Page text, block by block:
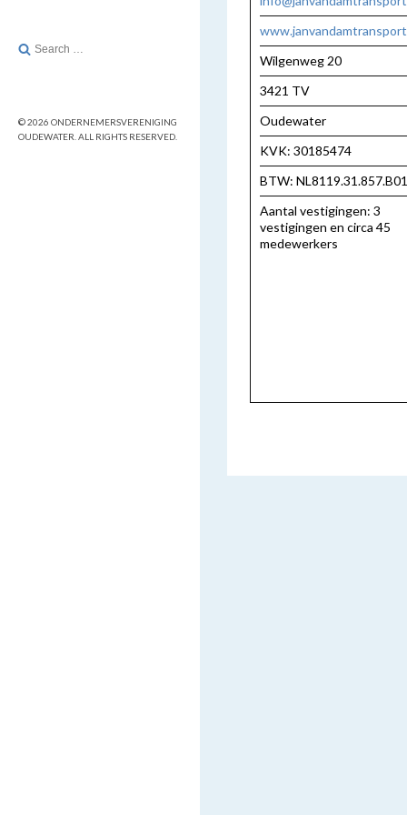
Search
© 2026 ONDERNEMERSVERENIGING
OUDEWATER. ALL RIGHTS RESERVED.
Wilgenweg 20
3421 TV
Oudewater
KVK: 30185474
BTW: NL8119.31.857.B01
Aantal vestigingen: 3
vestigingen en circa 45
medewerkers